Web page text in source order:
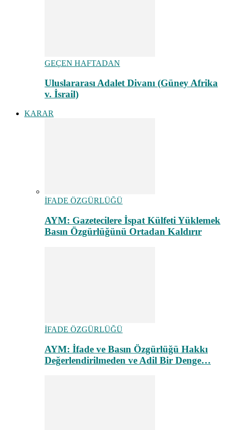
GEÇEN HAFTADAN
Uluslararası Adalet Divanı (Güney Afrika
v. İsrail)
KARAR
İFADE ÖZGÜRLÜĞÜ
AYM: Gazetecilere İspat Külfeti Yüklemek
Basın Özgürlüğünü Ortadan Kaldırır
İFADE ÖZGÜRLÜĞÜ
AYM: İfade ve Basın Özgürlüğü Hakkı
Değerlendirilmeden ve Adil Bir Denge…